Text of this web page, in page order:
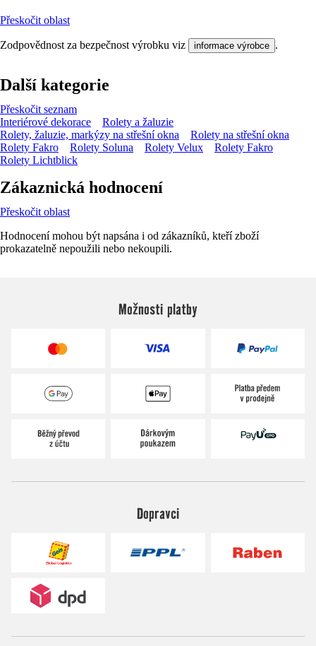
Přeskočit oblast
Zodpovědnost za bezpečnost výrobku viz informace výrobce .
Další kategorie
Přeskočit seznam
Interiérové dekorace
Rolety a žaluzie
Rolety, žaluzie, markýzy na střešní okna
Rolety na střešní okna
Rolety Fakro
Rolety Soluna Rolety Velux
Rolety Fakro
Rolety Lichtblick
Zákaznická hodnocení
Přeskočit oblast
Hodnocení mohou být napsána i od zákazníků, kteří zboží
prokazatelně nepoužili nebo nekoupili.
Možnosti platby
Dopravci